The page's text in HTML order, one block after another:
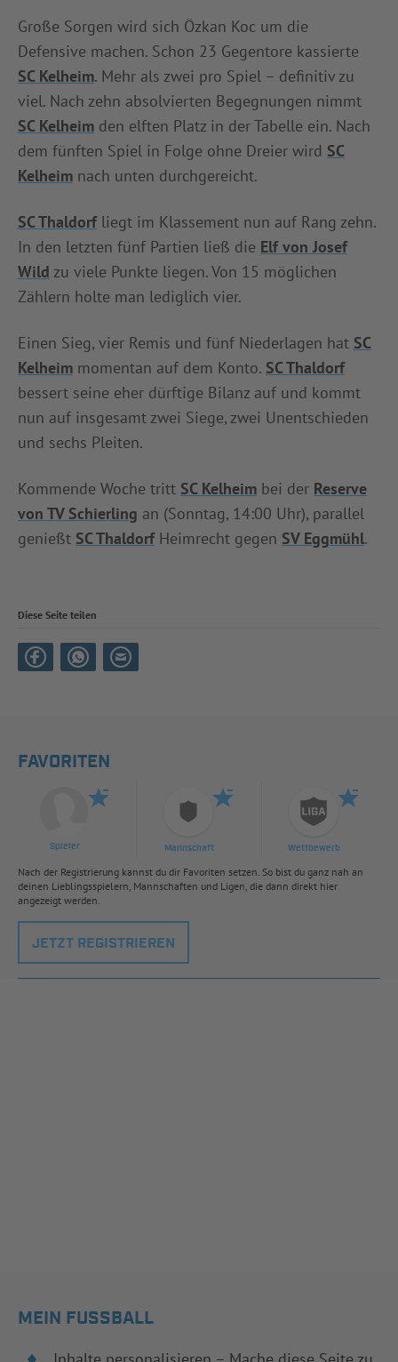
Große Sorgen wird sich Özkan Koc um die
Defensive machen. Schon 23 Gegentore kassierte
SC Kelheim. Mehr als zwei pro Spiel – definitiv zu
viel. Nach zehn absolvierten Begegnungen nimmt
SC Kelheim den elften Platz in der Tabelle ein. Nach
dem fünften Spiel in Folge ohne Dreier wird SC
Kelheim nach unten durchgereicht.
SC Thaldorfliegt im Klassement nun auf Rang zehn.
In den letzten fünf Partien ließ die Elf von Josef
Wild zu viele Punkte liegen. Von 15 möglichen
Zählern holte man lediglich vier.
Einen Sieg, vier Remis und fünf Niederlagen hat SC
Kelheim momentan auf dem Konto. SC Thaldorf
bessert seine eher dürftige Bilanz auf und kommt
nun auf insgesamt zwei Siege, zwei Unentschieden
und sechs Pleiten.
Kommende Woche tritt SC Kelheim bei der Reserve
von TV Schierling an (Sonntag, 14:00 Uhr), parallel
genießt SC ThaldorfHeimrecht gegen SV Eggmühl.
Diese Seite teilen
FAVORITEN
Spieler Mannschaft Wettbewerb
Nach der Registrierung kannst du dir Favoriten setzen. So bist du ganz nah an
deinen Lieblingsspielern, Mannschaften und Ligen, die dann direkt hier
angezeigt werden.
JETZT REGISTRIEREN
MEIN FUSSBALL